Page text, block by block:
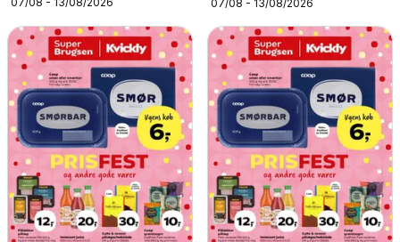
07/08 - 13/08/2026